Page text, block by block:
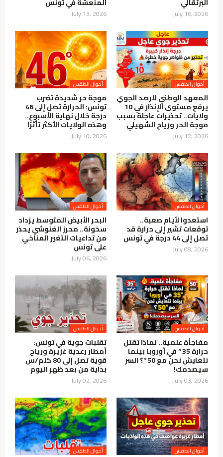
July 16, 2026
July 13, 2026
أحوال الطقس
المعهد الوطني للرصد الجوي
يرفع مستوى الإنذار في 10
ولايات.. تحذيرات عاجلة بسبب
موجة الحر ورياح الشهيلي
July 12, 2026
أحوال الطقس
موجة حر شديدة تضرب
تونس: الحرارة تصل إلى 46
درجة خلال نهاية الأسبوع..
وهذه الولايات الأكثر تأثرًا
July 10, 2026
أحوال الطقس
استعدوا لأيام صعبة..
توقعات تشير إلى حرارة قد
تصل إلى 44 درجة في تونس
July 08, 2026
أحوال الطقس
البحر الأبيض المتوسط يزداد
سخونة.. محرز الغنوشي يحذر
من تداعيات التغير المناخي
على تونس
July 06, 2026
أحوال الطقس
مفاجأة علمية.. لماذا تقتل
حرارة 35° في أوروبا بينما
نتعايش نحن مع 50°؟ السر
سيصدمك!
July 03, 2026
أحوال الطقس
تقلبات جوية في تونس:
أمطار رعدية غزيرة ورياح
قوية تصل إلى 80 كلم/س
بداية من بعد ظهر اليوم
July 02, 2026
أحوال الطقس أحوال الطقس